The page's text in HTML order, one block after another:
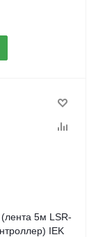
5м LSR-
IEK